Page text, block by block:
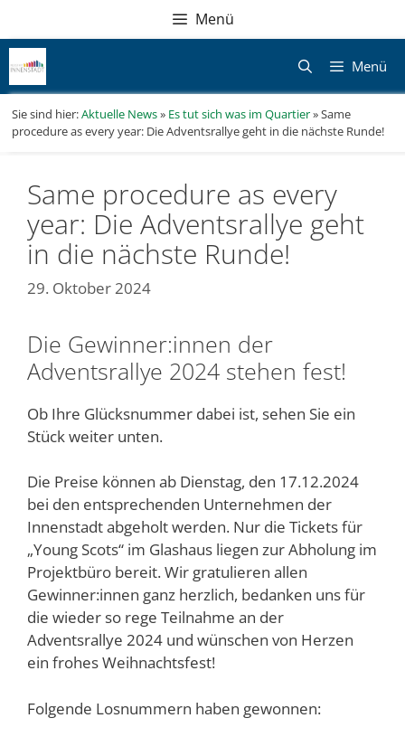
springen
Navigation
springen
Menü
Menü
Sie sind hier:Aktuelle News» Es tut sich was im Quartier»Same
procedure as every year: Die Adventsrallye geht in die nächste Runde!
Same procedure as every
year: Die Adventsrallye geht
in die nächste Runde!
29. Oktober 2024
Die Gewinner:innen der
Adventsrallye 2024 stehen fest!
Ob Ihre Glücksnummer dabei ist, sehen Sie ein
Stück weiter unten.
Die Preise können ab Dienstag, den 17.12.2024
bei den entsprechenden Unternehmen der
Innenstadt abgeholt werden. Nur die Tickets für
„Young Scots“ im Glashaus liegen zur Abholung im
Projektbüro bereit. Wir gratulieren allen
Gewinner:innen ganz herzlich, bedanken uns für
die wieder so rege Teilnahme an der
Adventsrallye 2024 und wünschen von Herzen
ein frohes Weihnachtsfest!
Folgende Losnummern haben gewonnen: